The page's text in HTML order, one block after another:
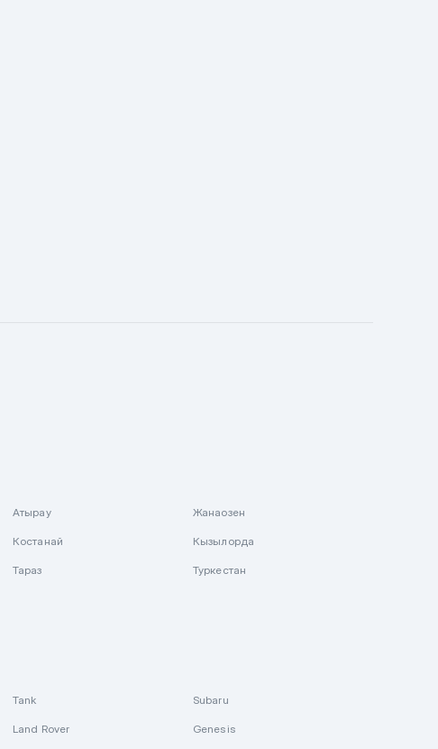
Атырау Жанаозен
Костанай Кызылорда
Тараз Туркестан
Tank Subaru
Land Rover Genesis